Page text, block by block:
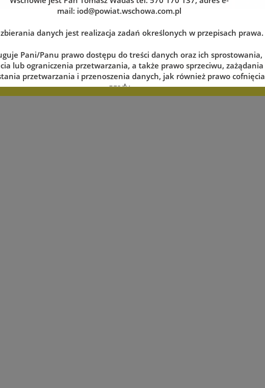
wizytę w dogodnym dla siebie terminie
mail: iod@powiat.wschowa.com.pl
danych jest realizacja zadań określonych w przepisach prawa.
Pani/Panu prawo dostępu do treści danych oraz ich sprostowania,
lub ograniczenia przetwarzania, a także prawo sprzeciwu, zażądania
przetwarzania i przenoszenia danych, jak również prawo cofnięcia
zgody